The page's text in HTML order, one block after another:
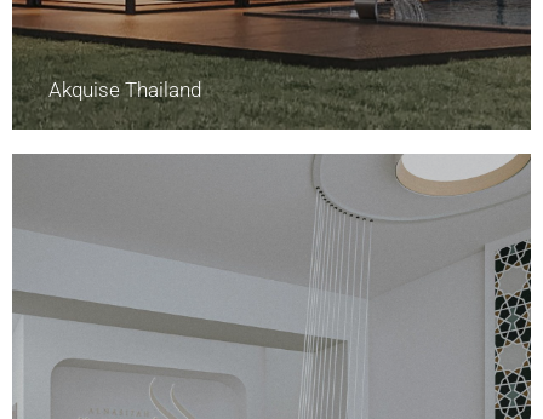
Akquise Thailand